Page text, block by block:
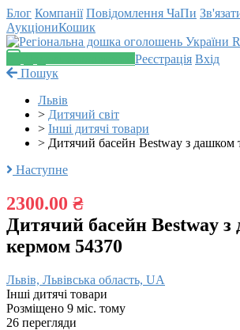
Блог Компанії Повідомлення ЧаПи
АукціониКошик
Реєстрація Вхід
Пошук
Львів
> Дитячий світ
> Інші дитячі товари
> Дитячий басейн Bestway з дашком
Наступне
2300.00 ₴
Дитячий басейн Bestway
кермом 54370
Львів, Львівська область, UA
Інші дитячі товари
Розміщено 9 міс. тому
26 перегляди